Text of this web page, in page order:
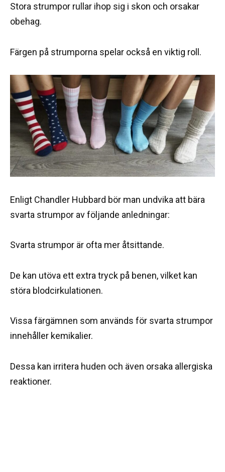
Stora strumpor rullar ihop sig i skon och orsakar
obehag.
Färgen på strumporna spelar också en viktig roll.
Enligt Chandler Hubbard bör man undvika att bära
svarta strumpor av följande anledningar:
Svarta strumpor är ofta mer åtsittande.
De kan utöva ett extra tryck på benen, vilket kan
störa blodcirkulationen.
Vissa färgämnen som används för svarta strumpor
innehåller kemikalier.
Dessa kan irritera huden och även orsaka allergiska
reaktioner.